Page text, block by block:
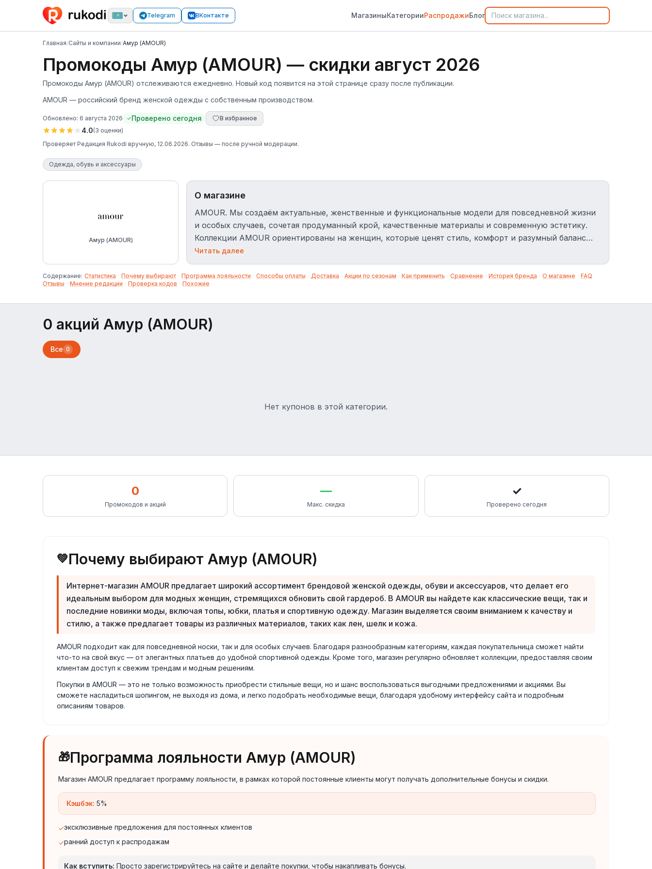
Telegram ВКонтакте МагазиныКатегорииРаспродажиБлог
Главная/Сайты и компании/Амур (AMOUR)
Промокоды Амур (AMOUR) — скидки август 2026
Промокоды Амур (AMOUR) отслеживаются ежедневно. Новый код появится на этой странице сразу после публикации.
AMOUR — российский бренд женской одежды с собственным производством.
Обновлено: 6 августа 2026 Проверено сегодня В избранное
4.0(3 оценки)
Проверяет Редакция Rukodi вручную, 12.06.2026. Отзывы — после ручной модерации.
Одежда, обувь и аксессуары
Амур (AMOUR)
О магазине
AMOUR. Мы создаём актуальные, женственные и функциональные модели для повседневной жизни
и особых случаев, сочетая продуманный крой, качественные материалы и современную эстетику.
Коллекции AMOUR ориентированы на женщин, которые ценят стиль, комфорт и разумный баланс
между трендами и базовым гардеробом.
Читать далее
Содержание: Статистика · Почему выбирают · Программа лояльности · Способы оплаты · Доставка · Акции по сезонам · Как применить · Сравнение · История бренда · О магазине · FAQ ·
Отзывы · Мнение редакции · Проверка кодов · Похожие
0 акций Амур (AMOUR)
Все 0
Нет купонов в этой категории.
0
Промокодов и акций
—
Макс. скидка
✓
Проверено сегодня
💚Почему выбирают Амур (AMOUR)
Интернет-магазин AMOUR предлагает широкий ассортимент брендовой женской одежды, обуви и аксессуаров, что делает его
идеальным выбором для модных женщин, стремящихся обновить свой гардероб. В AMOUR вы найдете как классические вещи, так и
последние новинки моды, включая топы, юбки, платья и спортивную одежду. Магазин выделяется своим вниманием к качеству и
стилю, а также предлагает товары из различных материалов, таких как лен, шелк и кожа.
AMOUR подходит как для повседневной носки, так и для особых случаев. Благодаря разнообразным категориям, каждая покупательница сможет найти
что-то на свой вкус — от элегантных платьев до удобной спортивной одежды. Кроме того, магазин регулярно обновляет коллекции, предоставляя своим
клиентам доступ к свежим трендам и модным решениям.
Покупки в AMOUR — это не только возможность приобрести стильные вещи, но и шанс воспользоваться выгодными предложениями и акциями. Вы
сможете насладиться шопингом, не выходя из дома, и легко подобрать необходимые вещи, благодаря удобному интерфейсу сайта и подробным
описаниям товаров.
🎁Программа лояльности Амур (AMOUR)
Магазин AMOUR предлагает программу лояльности, в рамках которой постоянные клиенты могут получать дополнительные бонусы и скидки.
Кэшбэк: 5%
✓эксклюзивные предложения для постоянных клиентов
✓ранний доступ к распродажам
Как вступить: Просто зарегистрируйтесь на сайте и делайте покупки, чтобы накапливать бонусы.